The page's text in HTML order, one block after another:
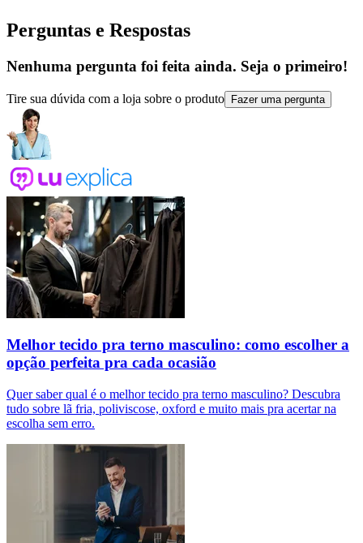
Perguntas e Respostas
Nenhuma pergunta foi feita ainda. Seja o primeiro!
Tire sua dúvida com a loja sobre o produto Fazer uma pergunta
Melhor tecido pra terno masculino: como escolher a
opção perfeita pra cada ocasião
Quer saber qual é o melhor tecido pra terno masculino? Descubra
tudo sobre lã fria, poliviscose, oxford e muito mais pra acertar na
escolha sem erro.